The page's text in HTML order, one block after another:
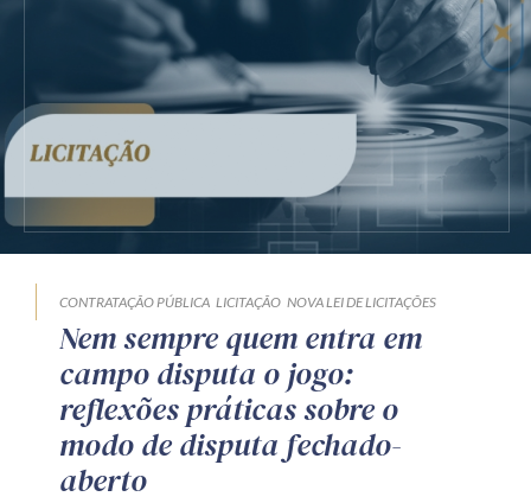
CONTRATAÇÃO PÚBLICA LICITAÇÃO NOVA LEI DE LICITAÇÕES
Nem sempre quem entra em
campo disputa o jogo:
reflexões práticas sobre o
modo de disputa fechado-
aberto